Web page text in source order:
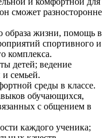
сможет разносторонне
образа жизни, помощь в
спортивного и
комплекса.
детей; ведение
семьей.
среды в классе.
обучающихся,
с общением в
каждого ученика;